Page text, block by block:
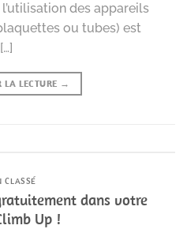
des appareils
ou tubes) est
LA LECTURE →
CLASSÉ
dans votre
Up !